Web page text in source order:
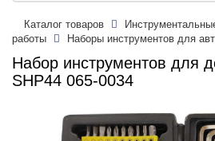
Каталог товаров
работы
Наборы инструментов для
Набор инструментов для
SHP44 065-0034